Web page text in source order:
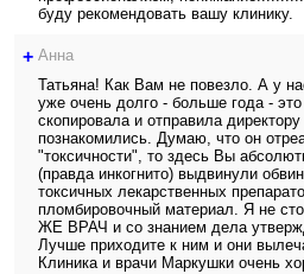
буду рекомендовать вашу клинику.
+ Анна
Татьяна! Как Вам не повезло. А у
уже очень долго - больше года -
скопировала и отправила
познакомились. Думаю, что он
"токсичности", то здесь Вы
(правда инкогнито) выдвинули
токсичных лекарственных
пломбировочный материал. Я не
ЖЕ ВРАЧ и со знанием дела
Лучше приходите к ним и они
Клиника и врачи Маркушки очень